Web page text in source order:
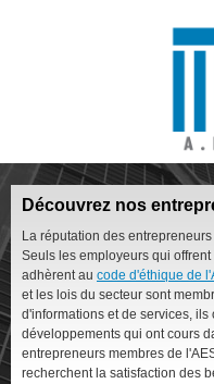
Découvrez nos
La réputation des
Seuls les employeurs qui
adhèrent au code d'éthique de
et les lois du secteur sont
d'informations et de services,
développements qui ont cours
entrepreneurs membres de
recherchent la satisfaction des